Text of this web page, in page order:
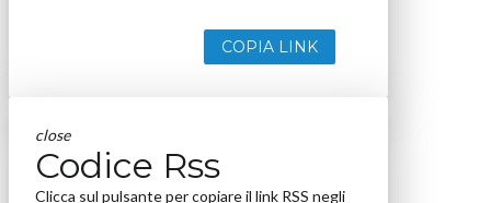
COPIA LINK
close
Codice Rss
Clicca sul pulsante per copiare il link RSS negli